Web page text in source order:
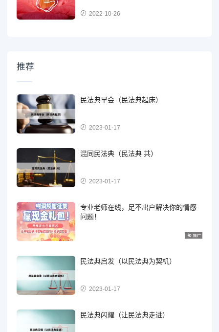
2022-10-26
推荐
民法典早会（民法典起床）
2023-01-17
混同民法典（民法典 共）
2023-01-17
专业老师在线，足不出户解决你的情感
问题！
民法典启发（以民法典为契机）
2023-01-17
民法典闪耀（让民法典走进）